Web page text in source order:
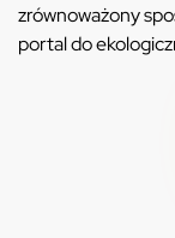
zrównoważony
portal do